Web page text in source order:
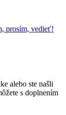
prosím, vedieť!
alebo ste našli
s doplnením